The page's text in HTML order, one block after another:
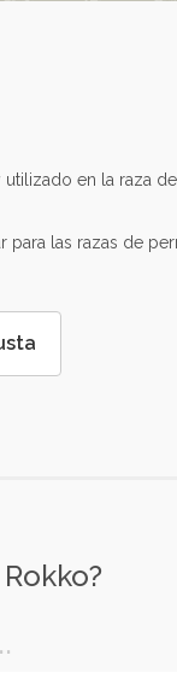
utilizado en la raza
para las razas de